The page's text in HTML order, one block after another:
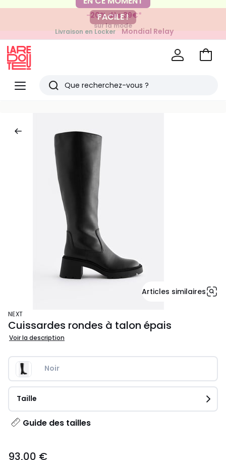
-20% dès 39€*
sur la mode
FACILE !
Livraison en Locker Mondial Relay
pour vos petits articles
Menu
Redoute
Rechercher
vus
Voir
Articles similaires
NEXT
Cuissardes rondes à talon épais
Voir la description
Noir
Taille
Guide des tailles
€.
93,00 €